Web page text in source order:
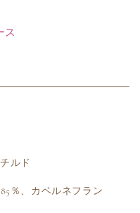
ス
ルド
％、カベルネフラン